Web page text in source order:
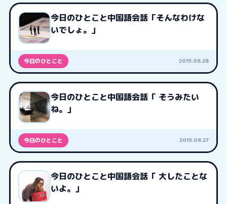
今日のひとこと中国語会話「そんなわけな
いでしょ。」
今日のひとこと 2015.08.28
今日のひとこと中国語会話「 そうみたい
ね。」
今日のひとこと 2015.08.27
今日のひとこと中国語会話「 大したことな
いよ。」